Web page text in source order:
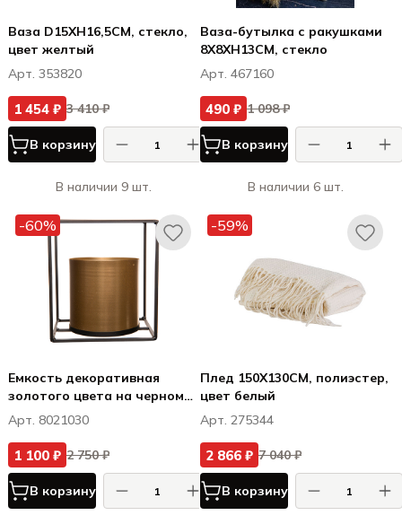
Ваза D15XH16,5CM, стекло,
цвет желтый
Арт. 353820
1 454 ₽ 3 410 ₽
В корзину
В наличии 9 шт.
Ваза-бутылка с ракушками
8X8XH13CM, стекло
Арт. 467160
490 ₽ 1 098 ₽
В корзину
В наличии 6 шт.
-60%
Емкость декоративная
золотого цвета на черном
основании, D10 X H10CM /
14,5X11XH16CM, металл
Арт. 8021030
1 100 ₽ 2 750 ₽
В корзину
-59%
Плед 150X130CM, полиэстер,
цвет белый
Арт. 275344
2 866 ₽ 7 040 ₽
В корзину